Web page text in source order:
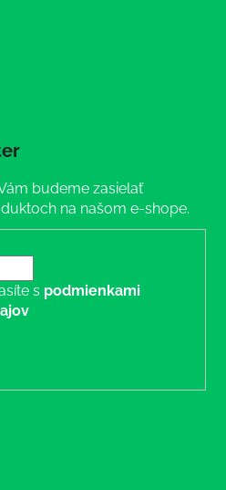
budeme zasielať
na našom e-shope.
s podmienkami